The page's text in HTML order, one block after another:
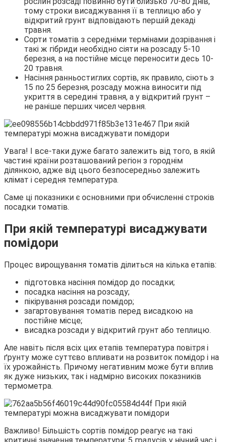
тому строки висаджування її в теплицю або у
відкритий грунт відповідають першій декаді
травня.
Сорти томатів з середніми термінами дозрівання і
такі ж гібриди необхідно сіяти на розсаду 5-10
березня, а на постійне місце переносити десь 10-
20 травня.
Насіння ранньостиглих сортів, як правило, сіють з
15 по 25 березня, розсаду можна виносити під
укриття в середині травня, а у відкритий грунт –
не раніше перших чисел червня.
Увага! І все-таки дуже багато залежить від того, в якій
частині країни розташований регіон з городнім
ділянкою, адже від цього безпосередньо залежить
клімат і середня температура.
Саме ці показники є основними при обчисленні строків
посадки томатів.
При якій температурі висаджувати
помідори
Процес вирощування томатів ділиться на кілька етапів:
підготовка насіння помідор до посадки;
посадка насіння на розсаду;
пікірування розсади помідор;
загартовування томатів перед висадкою на
постійне місце;
висадка розсади у відкритий грунт або теплицю.
Але навіть після всіх цих етапів температура повітря і
ґрунту може суттєво впливати на розвиток помідор і на
їх урожайність. Причому негативним може бути вплив
як дуже низьких, так і надмірно високих показників
термометра.
Важливо! Більшість сортів помідор реагує на такі